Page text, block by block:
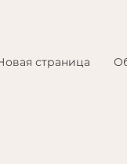
страница